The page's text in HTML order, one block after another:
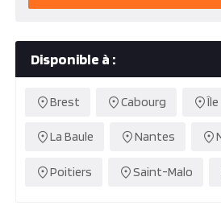
Disponible à :
Brest Cabourg
La Baule Nantes
Poitiers Saint-Malo